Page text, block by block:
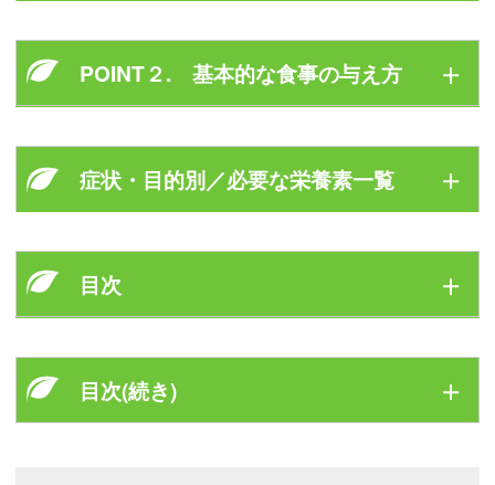
幼犬期から老犬期まで愛犬の生涯の食事をサポート。
健康維持期から病気の際の療法食まで「食材早見表」
と「レシピ」でわかりやすく紹介します。
もご活用ください。
POINT２. 基本的な食事の与え方
手づくり食の全量の目安は犬の頭のハチ(耳の付け根
から上の大きさ)くらい。
我々が「食事摂取基準」どおりに１日３０品目を欠か
スが崩れることはありません。
人間の残りものや、冷蔵庫に残った食材でＯＫなので
症状・目的別／必要な栄養素一覧
●幼犬(生後から５ヶ月)
●母犬 (妊娠期から授乳期)
骨や歯の主成分カルシウム
目次
ＮＴＥＮＴＳ
目次(続き)